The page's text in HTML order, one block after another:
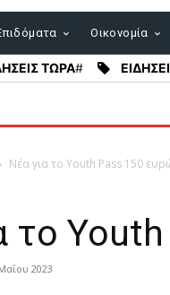
Οικονομία
ΤΩΡΑ#
Νέα για το Youth Pass 150
το
2023